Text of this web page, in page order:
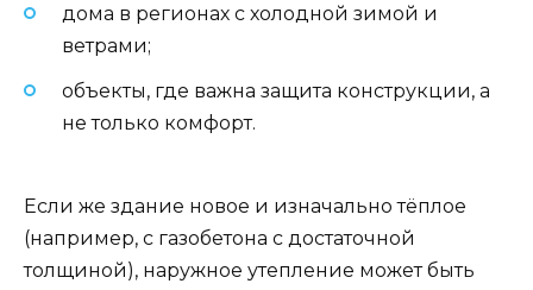
дома в регионах с холодной зимой и
ветрами;
объекты, где важна защита конструкции, а
не только комфорт.
Если же здание новое и изначально тёплое
(например, с газобетона с достаточной
толщиной), наружное утепление может быть